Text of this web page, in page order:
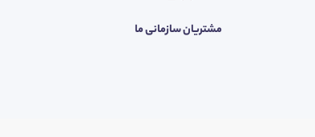
مشتریان سازمانی ما